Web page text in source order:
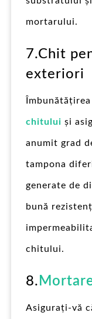
mortarului.
7.Chit
exteriori
Îmbunătățirea
chitului și
anumit grad
tampona
generate de
bună
chitului.
8.
Asigurați-vă